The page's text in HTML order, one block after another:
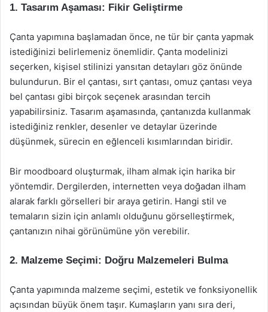
1. Tasarım Aşaması: Fikir Geliştirme
Çanta yapımına başlamadan önce, ne tür bir çanta yapmak
istediğinizi belirlemeniz önemlidir. Çanta modelinizi
seçerken, kişisel stilinizi yansıtan detayları göz önünde
bulundurun. Bir el çantası, sırt çantası, omuz çantası veya
bel çantası gibi birçok seçenek arasından tercih
yapabilirsiniz. Tasarım aşamasında, çantanızda kullanmak
istediğiniz renkler, desenler ve detaylar üzerinde
düşünmek, sürecin en eğlenceli kısımlarından biridir.
Bir moodboard oluşturmak, ilham almak için harika bir
yöntemdir. Dergilerden, internetten veya doğadan ilham
alarak farklı görselleri bir araya getirin. Hangi stil ve
temaların sizin için anlamlı olduğunu görselleştirmek,
çantanızın nihai görünümüne yön verebilir.
2. Malzeme Seçimi: Doğru Malzemeleri Bulma
Çanta yapımında malzeme seçimi, estetik ve fonksiyonellik
açısından büyük önem taşır. Kumaşların yanı sıra deri,